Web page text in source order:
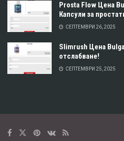
Prosta Flow Цена
Капсули за
СЕПТЕМВРИ 26, 2025
Slimrush Цена
отслабване!
СЕПТЕМВРИ 25, 2025